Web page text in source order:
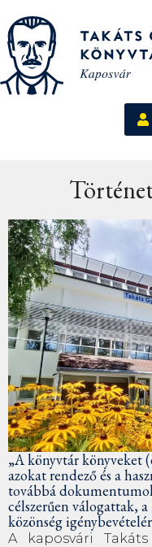
„A könyvtár könyveket
azokat rendező és a
továbbá
célszerűen válogattak,
közönség
A kaposvári